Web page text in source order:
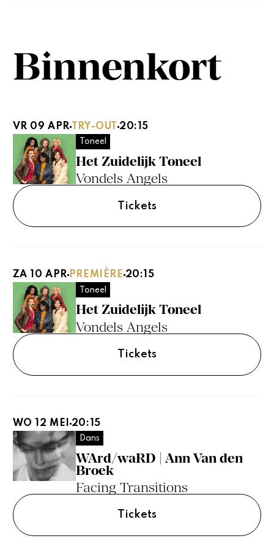
Binnenkort
Het Zuidelijk Toneel
Vondels Angels
Toneel
Tickets
VR 09 APR TRY-OUT 20:15
Het Zuidelijk Toneel
Vondels Angels
Toneel
Tickets
ZA 10 APR PREMIÈRE 20:15
WArd/waRD | Ann Van den
Broek
Facing Transitions
Dans
Tickets
WO 12 MEI 20:15